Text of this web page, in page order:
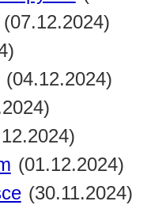
(07.12.2024)
(04.12.2024)
(01.12.2024)
(30.11.2024)